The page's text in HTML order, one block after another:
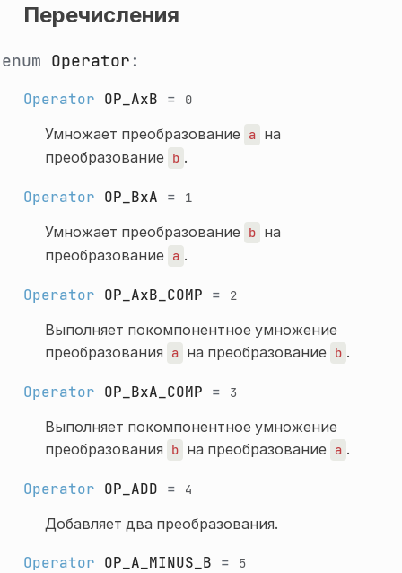
Перечисления
enum Operator :
Operator OP_AxB = 0
Умножает преобразование a на
преобразование b .
Operator OP_BxA = 1
Умножает преобразование b на
преобразование a .
Operator OP_AxB_COMP = 2
Выполняет покомпонентное умножение
преобразования
a на преобразование b .
Operator OP_BxA_COMP = 3
Выполняет покомпонентное умножение
преобразования
b на преобразование a .
Operator OP_ADD = 4
Добавляет два преобразования.
Operator OP_A_MINUS_B = 5